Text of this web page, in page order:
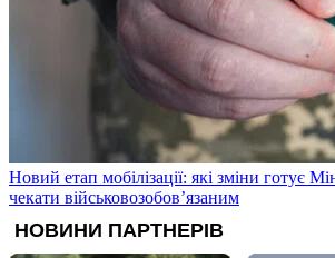
Новий етап мобілізації: які зміни готує
чекати військовозобов’язаним